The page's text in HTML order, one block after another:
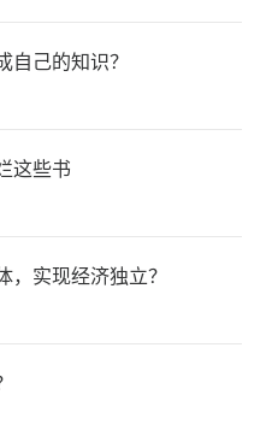
自己的知识？
这些书
，实现经济独立？